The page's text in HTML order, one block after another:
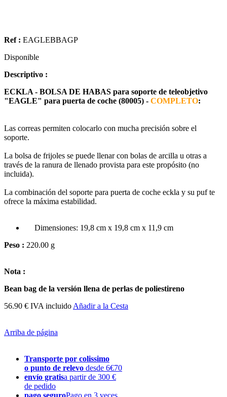
Ref : EAGLEBBAGP
Disponible
Descriptivo :
ECKLA - BOLSA DE HABAS para soporte de teleobjetivo
"EAGLE" para puerta de coche (80005) - COMPLETO:
Las correas permiten colocarlo con mucha precisión sobre el
soporte.
La bolsa de frijoles se puede llenar con bolas de arcilla u otras a
través de la ranura de llenado provista para este propósito (no
incluida).
La combinación del soporte para puerta de coche eckla y su puf te
ofrece la máxima estabilidad.
Dimensiones: 19,8 cm x 19,8 cm x 11,9 cm
Peso : 220.00 g
Nota :
Bean bag de la versión llena de perlas de poliestireno
56.90 € IVA incluido Añadir a la Cesta
Arriba de página
Transporte por colissimo
o punto de relevo desde 6€70
envío gratisa partir de 300 €
de pedido
pago seguroPago en 3 veces